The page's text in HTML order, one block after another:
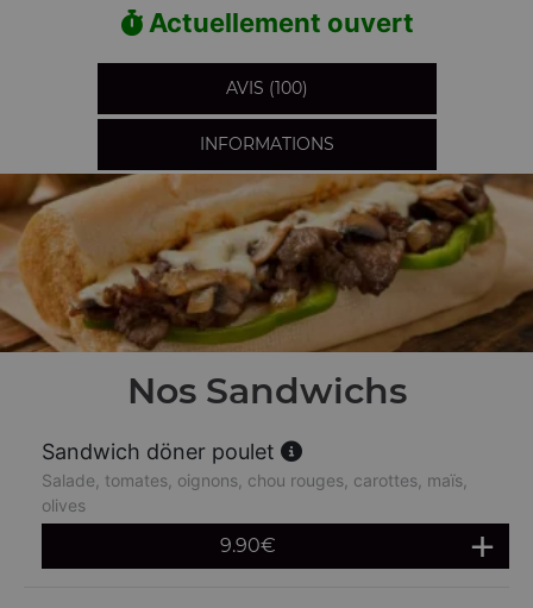
Actuellement ouvert
AVIS (100)
INFORMATIONS
Nos Sandwichs
Sandwich döner poulet
Salade, tomates, oignons, chou rouges, carottes, maïs,
olives
9.90€